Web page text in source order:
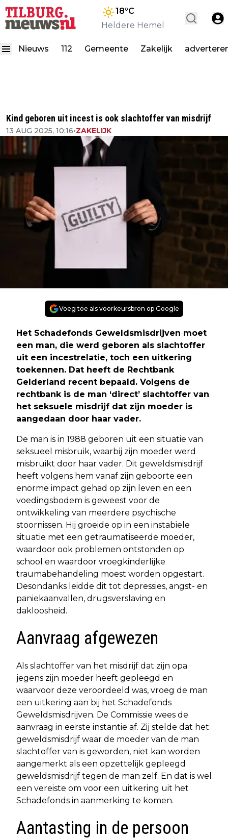
18°C
Heldere Hemel
Nieuws 112 Gemeente Zakelijk
Kind geboren uit incest is ook slachtoffer van misdrijf
13 AUG 2025, 10:16•ZAKELIJK
Voeg toe als voorkeursbron op Google
Het Schadefonds Geweldsmisdrijven moet
een man, die werd geboren als slachtoffer
uit een incestrelatie, toch een uitkering
toekennen. Dat heeft de Rechtbank
Gelderland recent bepaald. Volgens de
rechtbank is de man ‘direct’ slachtoffer van
het seksuele misdrijf dat zijn moeder is
aangedaan door haar vader.
De man is in 1988 geboren uit een situatie van
seksueel misbruik, waarbij zijn moeder werd
misbruikt door haar vader. Dit geweldsmisdrijf
heeft volgens hem vanaf zijn geboorte een
enorme impact gehad op zijn leven en een
voedingsbodem is geweest voor de
ontwikkeling van meerdere psychische
stoornissen. Hij groeide op in een instabiele
situatie met een getraumatiseerde moeder,
waardoor ook problemen ontstonden op
school en waardoor vroegkinderlijke
traumabehandeling moest worden opgestart.
Desondanks leidde dit tot depressies, angst- en
paniekaanvallen, drugsverslaving en
dakloosheid.
Aanvraag afgewezen
Als slachtoffer van het misdrijf dat zijn opa
jegens zijn moeder heeft gepleegd en
waarvoor deze veroordeeld was, vroeg de man
een uitkering aan bij het Schadefonds
Geweldsmisdrijven. De Commissie wees de
aanvraag in eerste instantie af. Zij stelde dat het
geweldsmisdrijf waar de moeder van de man
slachtoffer van is geworden, niet kan worden
aangemerkt als een opzettelijk gepleegd
geweldsmisdrijf tegen de man zelf. En dat is wel
een vereiste om voor een uitkering uit het
Schadefonds in aanmerking te komen.
Aantasting in de persoon